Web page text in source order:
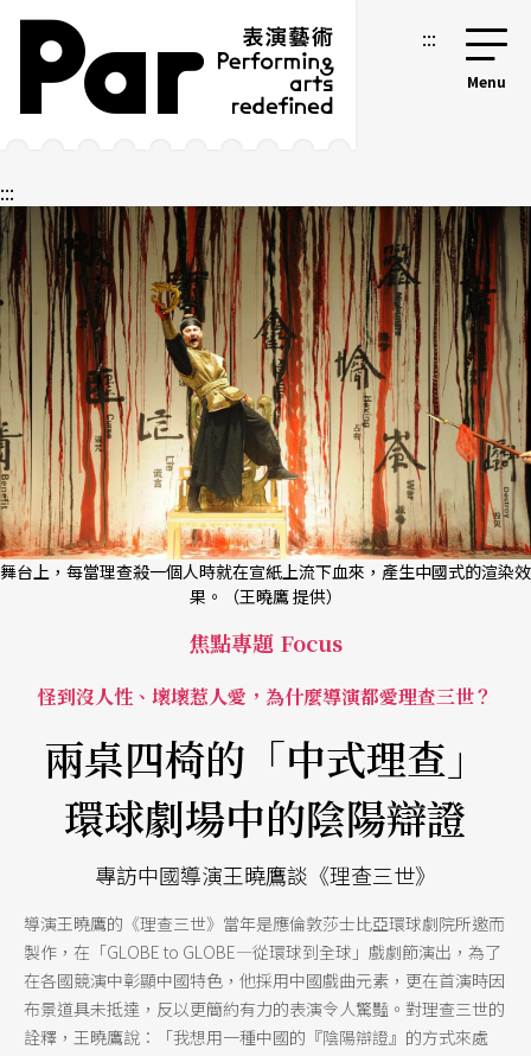
跳到主要內容區塊
網站導覽 :::
:::
舞台上，每當理查殺一個人時就在宣紙上流下血來，產生中國式的渲染效
果。（王曉鷹 提供）
焦點專題 Focus
怪到沒人性、壞壞惹人愛，為什麼導演都愛理查三世？
兩桌四椅的「中式理查」
環球劇場中的陰陽辯證
專訪中國導演王曉鷹談《理查三世》
導演王曉鷹的《理查三世》當年是應倫敦莎士比亞環球劇院所邀而
製作，在「GLOBE to GLOBE—從環球到全球」戲劇節演出，為了
在各國競演中彰顯中國特色，他採用中國戲曲元素，更在首演時因
布景道具未抵達，反以更簡約有力的表演令人驚豔。對理查三世的
詮釋，王曉鷹說：「我想用一種中國的『陰陽辯證』的方式來處